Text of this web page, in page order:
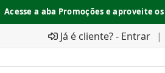
Acesse a aba Promoções e aproveite
Já é cliente? - Entrar |